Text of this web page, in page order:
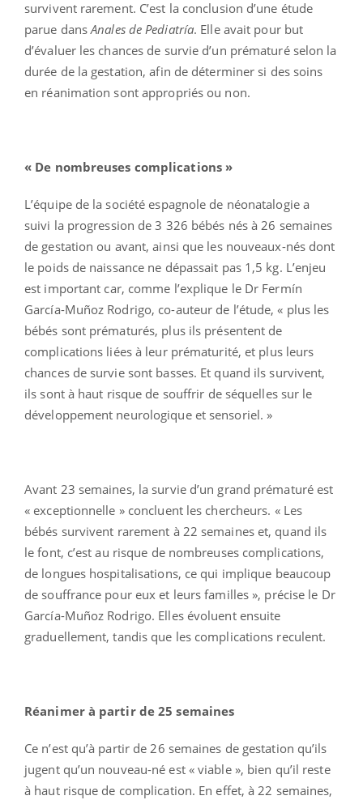
survivent rarement. C’est la conclusion d’une étude
parue dansAnales de Pediatría. Elle avait pour but
d’évaluer les chances de survie d’un prématuré selon la
durée de la gestation, afin de déterminer si des soins
en réanimation sont appropriés ou non.
« De nombreuses complications »
L’équipe de la société espagnole de néonatalogie a
suivi la progression de 3 326 bébés nés à 26 semaines
de gestation ou avant, ainsi que les nouveaux-nés dont
le poids de naissance ne dépassait pas 1,5 kg. L’enjeu
est important car, comme l’explique le Dr Fermín
García-Muñoz Rodrigo, co-auteur de l’étude, « plus les
bébés sont prématurés, plus ils présentent de
complications liées à leur prématurité, et plus leurs
chances de survie sont basses. Et quand ils survivent,
ils sont à haut risque de souffrir de séquelles sur le
développement neurologique et sensoriel. »
Avant 23 semaines, la survie d’un grand prématuré est
« exceptionnelle » concluent les chercheurs. « Les
bébés survivent rarement à 22 semaines et, quand ils
le font, c’est au risque de nombreuses complications,
de longues hospitalisations, ce qui implique beaucoup
de souffrance pour eux et leurs familles », précise le Dr
García-Muñoz Rodrigo. Elles évoluent ensuite
graduellement, tandis que les complications reculent.
Réanimer à partir de 25 semaines
Ce n’est qu’à partir de 26 semaines de gestation qu’ils
jugent qu’un nouveau-né est « viable », bien qu’il reste
à haut risque de complication. En effet, à 22 semaines,